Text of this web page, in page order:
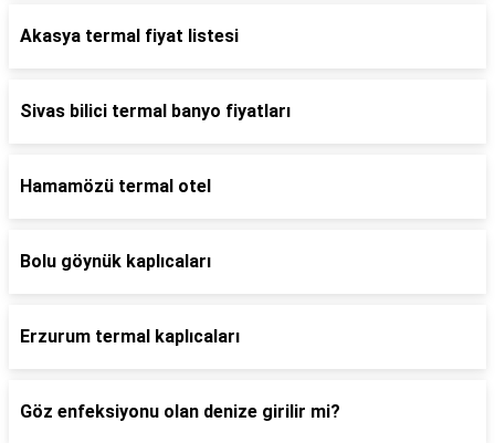
Akasya termal fiyat listesi
Sivas bilici termal banyo fiyatları
Hamamözü termal otel
Bolu göynük kaplıcaları
Erzurum termal kaplıcaları
Göz enfeksiyonu olan denize girilir mi?